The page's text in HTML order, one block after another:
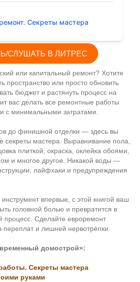
Секреты мастера
СЛУШАТЬ В ЛИТРЕС
или капитальный ремонт? Хотите
пространство или просто обновить
бюджет и растянуть процесс на
вас делать все ремонтные работы
с минимальными затратами.
до финишной отделки — здесь вы
секреты мастера. Выравнивание пола,
плиткой, окраска, оклейка обоями,
и многое другое. Никакой воды —
лайфхаки и предупреждения
впервые, с этой книгой ваш
головной болью и превратится в
процесс. Сделайте евроремонт
и лишней нервотрёпки.
домострой»:
Секреты мастера
руками